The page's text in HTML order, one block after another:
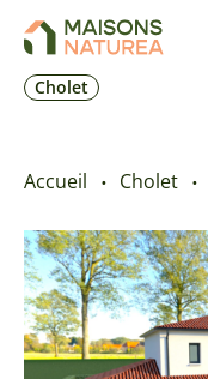
Cholet
Nos offres
Accueil Cholet